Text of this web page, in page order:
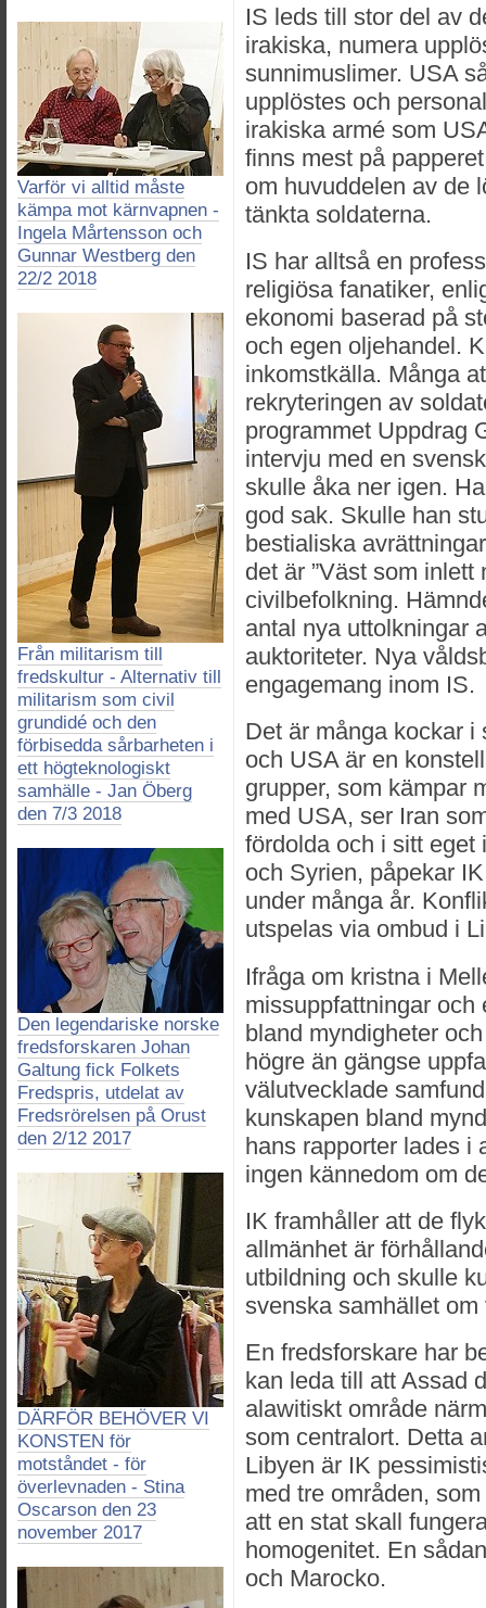
Varför vi alltid måste
kämpa mot kärnvapnen -
Ingela Mårtensson och
Gunnar Westberg den
22/2 2018
Från militarism till
fredskultur - Alternativ till
militarism som civil
grundidé och den
förbisedda sårbarheten i
ett högteknologiskt
samhälle - Jan Öberg
den 7/3 2018
Den legendariske norske
fredsforskaren Johan
Galtung fick Folkets
Fredspris, utdelat av
Fredsrörelsen på Orust
den 2/12 2017
DÄRFÖR BEHÖVER VI
KONSTEN för
motståndet - för
överlevnaden - Stina
Oscarson den 23
november 2017
IS leds till stor del av
irakiska, numera
sunnimuslimer. USA
upplöstes och
irakiska armé som
finns mest på
om huvuddelen av de
tänkta soldaterna.
IS har alltså en
religiösa fanatiker,
ekonomi baserad på
och egen oljehandel.
inkomstkälla. Många
rekryteringen av
programmet Uppdrag
intervju med en
skulle åka ner igen.
god sak. Skulle han
bestialiska
det är ”Väst som
civilbefolkning.
antal nya uttolkningar
auktoriteter. Nya
engagemang inom IS.
Det är många kockar i
och USA är en
grupper, som kämpar
med USA, ser Iran
fördolda och i sitt eget
och Syrien, påpekar
under många år.
utspelas via ombud i
Ifråga om kristna i
missuppfattningar och
bland myndigheter
högre än gängse
välutvecklade
kunskapen bland
hans rapporter lades i
ingen kännedom om
IK framhåller att de
allmänhet är
utbildning och skulle
svenska samhället
En fredsforskare har
kan leda till att Assad
alawitiskt område
som centralort. Detta
Libyen är IK
med tre områden,
att en stat skall
homogenitet. En
och Marocko.